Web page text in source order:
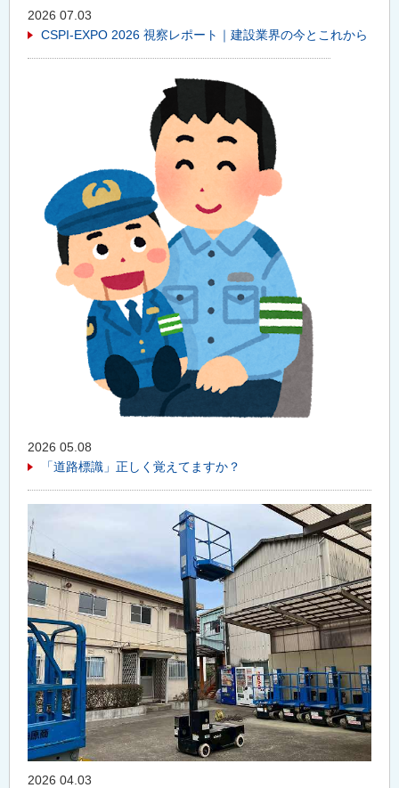
2026 07.03
CSPI-EXPO 2026 視察レポート｜建設業界の今とこれから
2026 05.08
「道路標識」正しく覚えてますか？
2026 04.03